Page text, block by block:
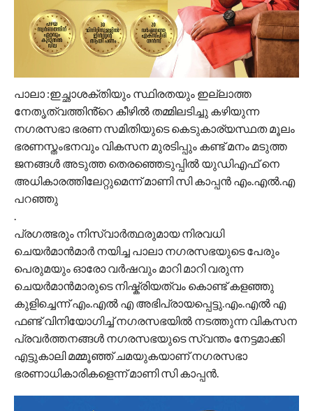
പാലാ :ഇച്ഛാശക്തിയും സ്ഥിരതയും ഇല്ലാത്ത
നേതൃത്വത്തിൻ്റെ കീഴിൽ തമ്മിലടിച്ചു കഴിയുന്ന
നഗരസഭാ ഭരണ സമിതിയുടെ കെടുകാര്യസ്ഥത മൂലം
ഭരണസ്തംഭനവും വികസന മുരടിപ്പും കണ്ട് മനം മടുത്ത
ജനങ്ങൾ അടുത്ത തെരഞ്ഞെടുപ്പിൽ യുഡിഎഫ് നെ
അധികാരത്തിലേറ്റുമെന്ന് മാണി സി കാപ്പൻ എം.എൽ.എ
പറഞ്ഞു
.
പ്രഗത്ഭരും നിസ്വാർത്ഥരുമായ നിരവധി
ചെയർമാൻമാർ നയിച്ച പാലാ നഗരസഭയുടെ പേരും
പെരുമയും ഓരോ വർഷവും മാറി മാറി വരുന്ന
ചെയർമാൻമാരുടെ നിഷ്ക്രിയത്വം കൊണ്ട് കളഞ്ഞു
കുളിച്ചെന്ന് എം.എൽ എ അഭിപ്രായപ്പെട്ടു.എം.എൽ എ
ഫണ്ട് വിനിയോഗിച്ച് നഗരസഭയിൽ നടത്തുന്ന വികസന
പ്രവർത്തനങ്ങൾ നഗരസഭയുടെ സ്വന്തം നേട്ടമാക്കി
എട്ടുകാലി മമ്മൂഞ്ഞ് ചമയുകയാണ് നഗരസഭാ
ഭരണാധികാരികളെന്ന് മാണി സി കാപ്പൻ.